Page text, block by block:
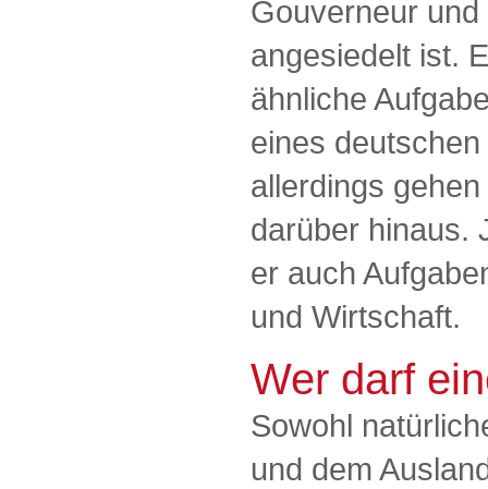
Gouverneur
angesiedelt ist.
ähnliche
eines
allerdings
darüber hinaus.
er auch
und Wirtschaft.
Wer darf
Sowohl
und dem